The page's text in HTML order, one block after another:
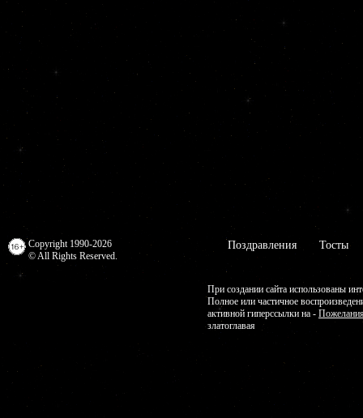
Copyright 1990-2026
© All Rights Reserved.
Поздравления Тосты
При создании сайта использованы
Полное или частичное
активной гиперссылки на -
златоглавая